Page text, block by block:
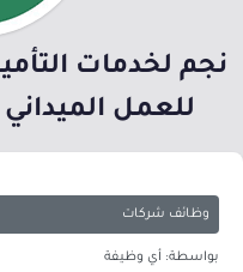
نجم لخدمات
للعمل
وظائف شركات
بواسطة: أي وظيفة